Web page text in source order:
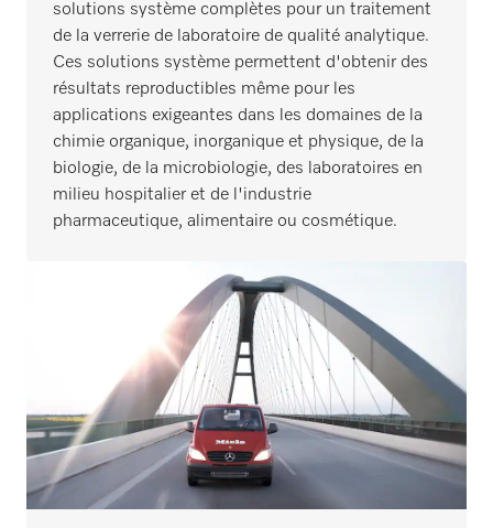
solutions système complètes pour un traitement
de la verrerie de laboratoire de qualité analytique.
Ces solutions système permettent d'obtenir des
résultats reproductibles même pour les
applications exigeantes dans les domaines de la
chimie organique, inorganique et physique, de la
biologie, de la microbiologie, des laboratoires en
milieu hospitalier et de l'industrie
pharmaceutique, alimentaire ou cosmétique.